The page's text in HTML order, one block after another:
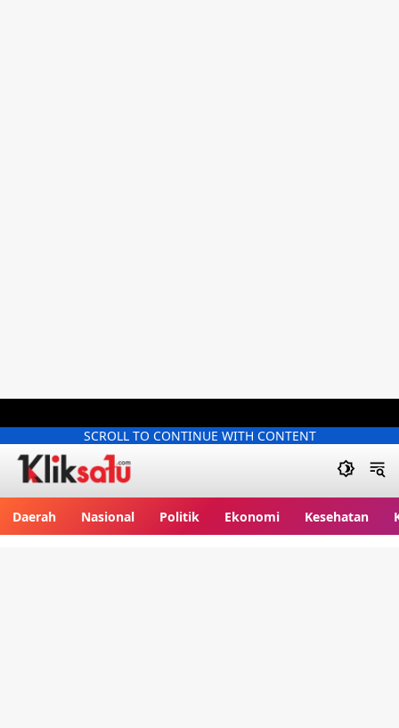
SCROLL TO CONTINUE WITH CONTENT
Daerah Nasional Politik Ekonomi Kesehatan